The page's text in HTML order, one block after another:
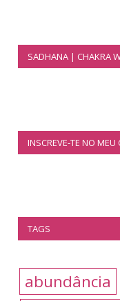
SADHANA | CHAKRA
INSCREVE-TE NO MEU
TAGS
abundância